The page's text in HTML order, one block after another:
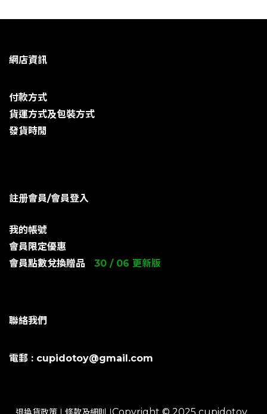
網店資訊
付款方式
貨運方式及包裝方式
發貨時閒
註册會員/會員登入
我的帳號
會員限定優惠
會員點數兌換贈品
30 / 06 更新版
聯絡我們
電郵 : cupidotoy@gmail.com